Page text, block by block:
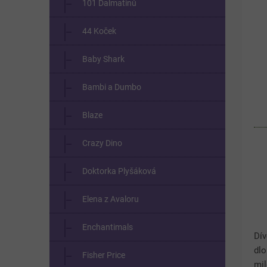
101 Dalmatinů
44 Koček
Baby Shark
Bambi a Dumbo
Blaze
Crazy Dino
Doktorka Plyšáková
Elena z Avaloru
Enchantimals
Fisher Price